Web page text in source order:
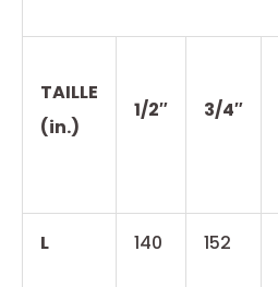
TAILLE
(in.)
1/2″ 3/4″
L 140 152